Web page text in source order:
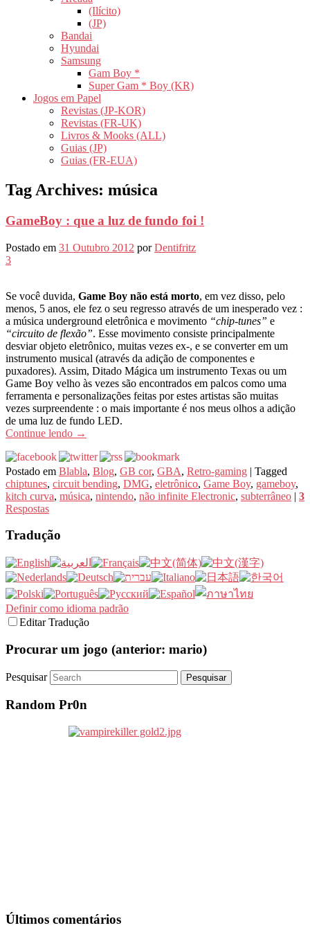
(Ilícito)
(JP)
Bandai
Hyundai
Samsung
Gam Boy *
Super Gam * Boy (KR)
Jogos em Papel
Revistas (JP-KOR)
Revistas (FR-UK)
Livros & Mooks (ALL)
Guias (JP)
Guias (FR-EUA)
Tag Archives: música
GameBoy : que a luz de fundo foi !
Postado em 31 Outubro 2012 porDentifritz
3
Se você duvida, Game Boy não está morto, em vez disso, pelo
menos, 5 anos, ele fez o seu regresso através de um inesperado vez :
a música underground eletrônica e movimento “chip-tunes” e
“circuito de flexão”. Esse movimento consiste principalmente
desviar objeto eletrônico, muitas vezes ex-, e se converter em um
instrumento musical (através da adição de componentes e
puxadores). Assim, Ditado Mágica um instrumento Texas ou um
Game Boy velho às vezes são encontrados em palcos como uma
ferramenta e personalizações feitas por estes artistas são muitas
vezes surpreendente : o mais importante é nos meus olhos a adição
de uma luz de fundo LED.
Continue lendo →
Postado em Blabla, Blog, GB cor, GBA, Retro-gaming | Tagged
chiptunes, circuit bending, DMG, eletrônico, Game Boy, gameboy,
kitch curva, música, nintendo, não infinite Electronic, subterrâneo | 3
Respostas
Tradução
Definir como idioma padrão
Editar Tradução
Procurar um jogo (anterior: mario)
Pesquisar
Random Pr0n
Últimos comentários